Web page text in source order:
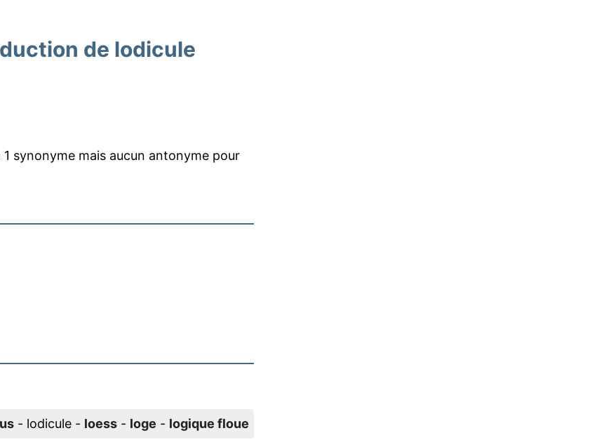
de lodicule
1 synonyme mais aucun antonyme pour
- lodicule - loess - loge - logique floue